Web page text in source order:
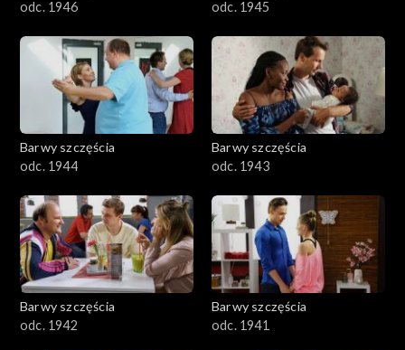
odc. 1946
odc. 1945
Barwy szczęścia
odc. 1944
Barwy szczęścia
odc. 1943
Barwy szczęścia
odc. 1942
Barwy szczęścia
odc. 1941